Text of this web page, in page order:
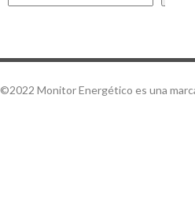
©2022 Monitor Energético es una